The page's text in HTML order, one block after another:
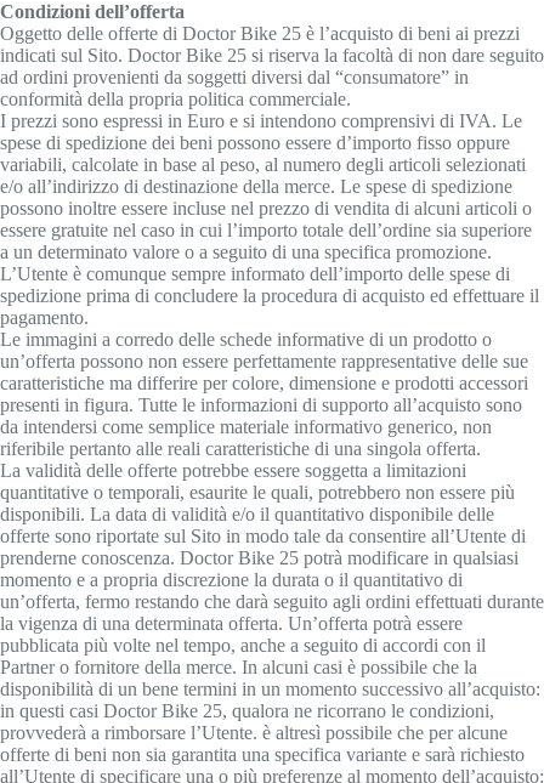
Condizioni dell’offerta
Oggetto delle offerte di Doctor Bike 25 è l’acquisto di beni ai prezzi
indicati sul Sito. Doctor Bike 25 si riserva la facoltà di non dare seguito
ad ordini provenienti da soggetti diversi dal “consumatore” in
conformità della propria politica commerciale.
I prezzi sono espressi in Euro e si intendono comprensivi di IVA. Le
spese di spedizione dei beni possono essere d’importo fisso oppure
variabili, calcolate in base al peso, al numero degli articoli selezionati
e/o all’indirizzo di destinazione della merce. Le spese di spedizione
possono inoltre essere incluse nel prezzo di vendita di alcuni articoli o
essere gratuite nel caso in cui l’importo totale dell’ordine sia superiore
a un determinato valore o a seguito di una specifica promozione.
L’Utente è comunque sempre informato dell’importo delle spese di
spedizione prima di concludere la procedura di acquisto ed effettuare il
pagamento.
Le immagini a corredo delle schede informative di un prodotto o
un’offerta possono non essere perfettamente rappresentative delle sue
caratteristiche ma differire per colore, dimensione e prodotti accessori
presenti in figura. Tutte le informazioni di supporto all’acquisto sono
da intendersi come semplice materiale informativo generico, non
riferibile pertanto alle reali caratteristiche di una singola offerta.
La validità delle offerte potrebbe essere soggetta a limitazioni
quantitative o temporali, esaurite le quali, potrebbero non essere più
disponibili. La data di validità e/o il quantitativo disponibile delle
offerte sono riportate sul Sito in modo tale da consentire all’Utente di
prenderne conoscenza. Doctor Bike 25 potrà modificare in qualsiasi
momento e a propria discrezione la durata o il quantitativo di
un’offerta, fermo restando che darà seguito agli ordini effettuati durante
la vigenza di una determinata offerta. Un’offerta potrà essere
pubblicata più volte nel tempo, anche a seguito di accordi con il
Partner o fornitore della merce. In alcuni casi è possibile che la
disponibilità di un bene termini in un momento successivo all’acquisto:
in questi casi Doctor Bike 25, qualora ne ricorrano le condizioni,
provvederà a rimborsare l’Utente. è altresì possibile che per alcune
offerte di beni non sia garantita una specifica variante e sarà richiesto
all’Utente di specificare una o più preferenze al momento dell’acquisto: